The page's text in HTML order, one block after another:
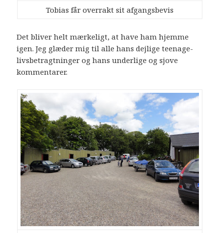
Tobias får overrakt sit afgangsbevis
Det bliver helt mærkeligt, at have ham hjemme
igen. Jeg glæder mig til alle hans dejlige teenage-
livsbetragtninger og hans underlige og sjove
kommentarer.